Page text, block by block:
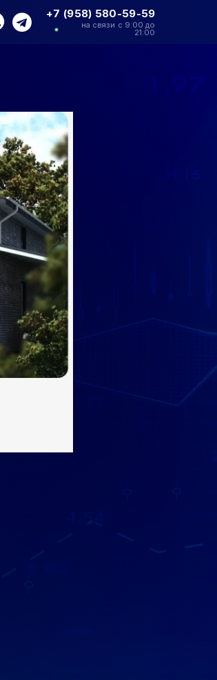
+7 (958) 580-59-59
на связи с 9:00 до
21:00